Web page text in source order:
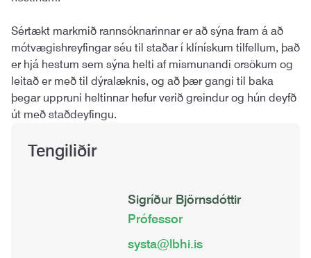
Sértækt markmið rannsóknarinnar er að sýna fram á að
mótvægishreyfingar séu til staðar í klínískum tilfellum, það
er hjá hestum sem sýna helti af mismunandi orsökum og
leitað er með til dýralæknis, og að þær gangi til baka
þegar uppruni heltinnar hefur verið greindur og hún deyfð
út með staðdeyfingu.
Tengiliðir
Sigríður Björnsdóttir
Prófessor
systa@lbhi.is